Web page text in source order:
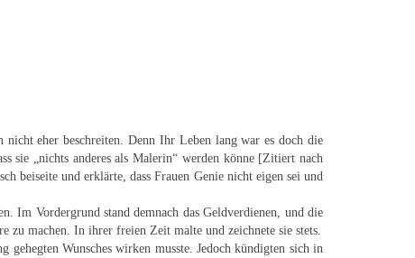
eher beschreiten. Denn Ihr Leben lang war es doch die
sie „nichts anderes als Malerin“ werden könne [Zitiert nach
beiseite und erklärte, dass Frauen Genie nicht eigen sei und
Im Vordergrund stand demnach das Geldverdienen, und die
zu machen. In ihrer freien Zeit malte und zeichnete sie stets.
Wunsches wirken musste. Jedoch kündigten sich in